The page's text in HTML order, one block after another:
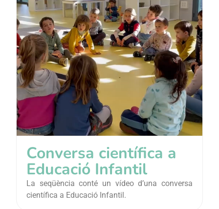
Conversa científica a
Educació Infantil
La seqüència conté un vídeo d’una conversa
científica a Educació Infantil.